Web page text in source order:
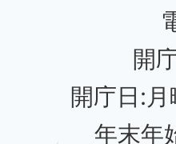
開
開庁日:
年末年